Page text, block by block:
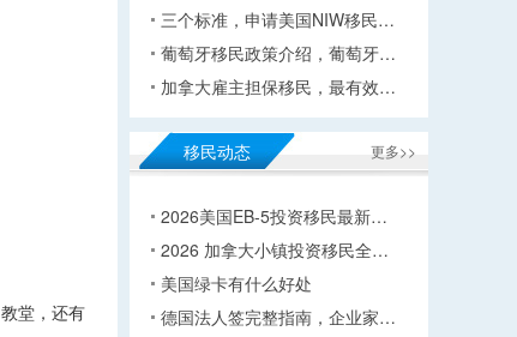
堂，还有
三个标准，申请美国NIW移民…
葡萄牙移民政策介绍，葡萄牙…
加拿大雇主担保移民，最有效…
更多>>
移民动态
2026美国EB-5投资移民最新…
2026 加拿大小镇投资移民全…
美国绿卡有什么好处
德国法人签完整指南，企业家…